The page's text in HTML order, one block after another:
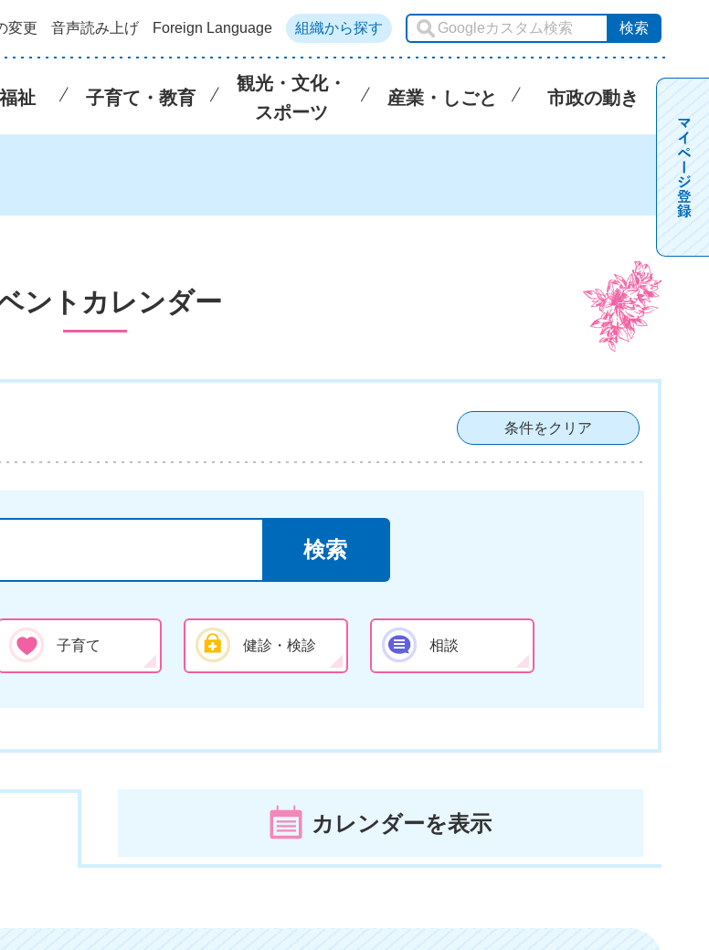
変更 音声読み上げ Foreign Language 組織から探す
祉 子育て・教育
観光・文化・
スポーツ
産業・しごと 市政の動き
ントカレンダー
条件をクリア
子育て 健診・検診 相談
カレンダーを表示